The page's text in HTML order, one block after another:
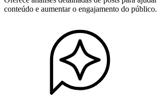
conteúdo e aumentar o engajamento do público.